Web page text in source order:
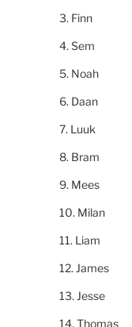
Finn
Sem
Noah
Daan
Luuk
Bram
Mees
Milan
Liam
James
Jesse
Thomas